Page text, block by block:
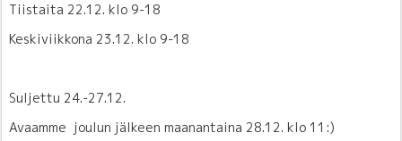
Tiistaita 22.12. klo 9-18
Keskiviikkona 23.12. klo 9-18
Suljettu 24.-27.12.
Avaamme joulun jälkeen maanantaina 28.12. klo 11:)